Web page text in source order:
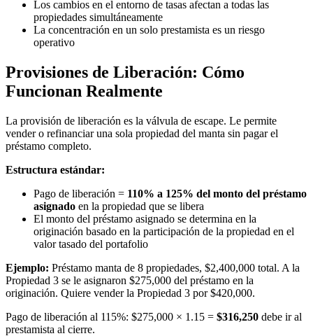
Los cambios en el entorno de tasas afectan a todas las
propiedades simultáneamente
La concentración en un solo prestamista es un riesgo
operativo
Provisiones de Liberación: Cómo
Funcionan Realmente
La provisión de liberación es la válvula de escape. Le permite
vender o refinanciar una sola propiedad del manta sin pagar el
préstamo completo.
Estructura estándar:
Pago de liberación = 110% a 125% del monto del préstamo
asignado en la propiedad que se libera
El monto del préstamo asignado se determina en la
originación basado en la participación de la propiedad en el
valor tasado del portafolio
Ejemplo: Préstamo manta de 8 propiedades, $2,400,000 total. A la
Propiedad 3 se le asignaron $275,000 del préstamo en la
originación. Quiere vender la Propiedad 3 por $420,000.
Pago de liberación al 115%: $275,000 × 1.15 = $316,250 debe ir al
prestamista al cierre.